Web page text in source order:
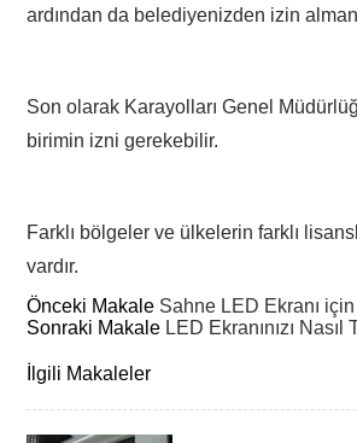
ardından da belediyenizden izin
Son olarak Karayolları Genel
birimin izni gerekebilir.
Farklı bölgeler ve ülkelerin farklı
vardır.
Önceki Makale Sahne LED Ekranı
Sonraki Makale LED Ekranınızı
İlgili Makaleler